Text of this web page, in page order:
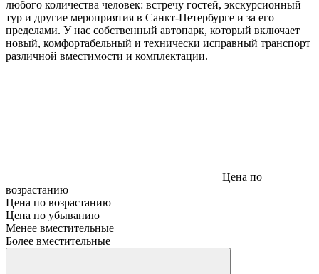
любого количества человек: встречу гостей, экскурсионный
тур и другие мероприятия в Санкт-Петербурге и за его
пределами. У нас собственный автопарк, который включает
новый, комфортабельный и технически исправный транспорт
различной вместимости и комплектации.
Цена по
возрастанию
Цена по возрастанию
Цена по убыванию
Менее вместительные
Более вместительные